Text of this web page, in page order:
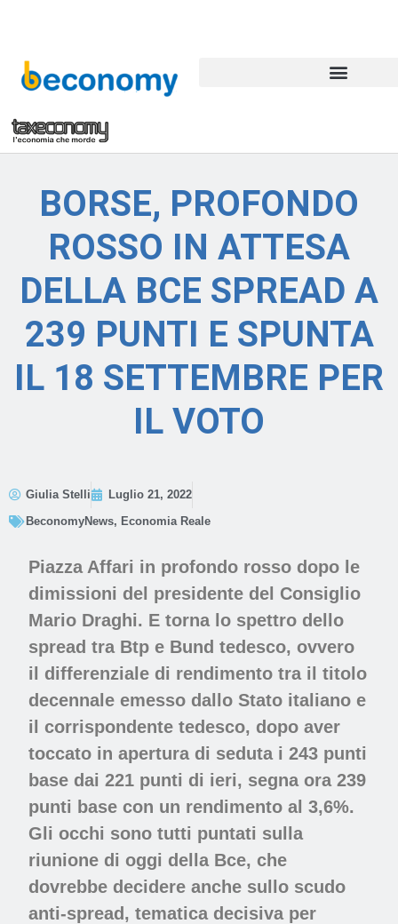
BORSE, PROFONDO
ROSSO IN ATTESA
DELLA BCE SPREAD A
239 PUNTI E SPUNTA
IL 18 SETTEMBRE PER
IL VOTO
Giulia Stelli
Luglio 21, 2022
BeconomyNews, Economia Reale
Piazza Affari in profondo rosso dopo le
dimissioni del presidente del Consiglio
Mario Draghi. E torna lo spettro dello
spread tra Btp e Bund tedesco, ovvero
il differenziale di rendimento tra il titolo
decennale emesso dallo Stato italiano e
il corrispondente tedesco, dopo aver
toccato in apertura di seduta i 243 punti
base dai 221 punti di ieri, segna ora 239
punti base con un rendimento al 3,6%.
Gli occhi sono tutti puntati sulla
riunione di oggi della Bce, che
dovrebbe decidere anche sullo scudo
anti-spread, tematica decisiva per